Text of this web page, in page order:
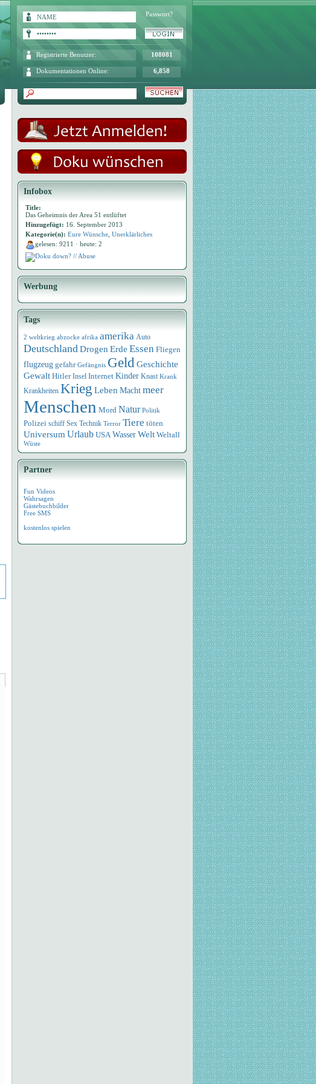
Passwort?
Registrierte Benutzer: 108081
Dokumentationen Online: 6,858
Infobox
Title:
Das Geheimnis der Area 51 entlüftet
Hinzugefügt: 16. September 2013
Kategorie(n): Eure Wünsche Unerklärliches
gelesen: 9211 · heute: 2
Doku down? // Abuse
Werbung
Tags
2 weltkrieg abzocke afrika amerika Auto
DeutschlandDrogen Erde Essen Fliegen
flugzeug gefahr Gefängnis GeldGeschichte
Gewalt Hitler Insel Internet Kinder Knast Krank
Krankheiten Krieg Leben Macht meer
Menschen Mord Natur Politik
Polizei schiff Sex Technik Terror Tiere töten
Universum Urlaub USA WasserWelt Weltall
Wüste
Partner
Fun Videos
Wahrsagen
Gästebuchbilder
Free SMS
kostenlos spielen